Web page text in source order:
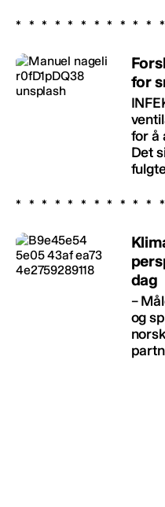
for
for å
Det
dag
–
og